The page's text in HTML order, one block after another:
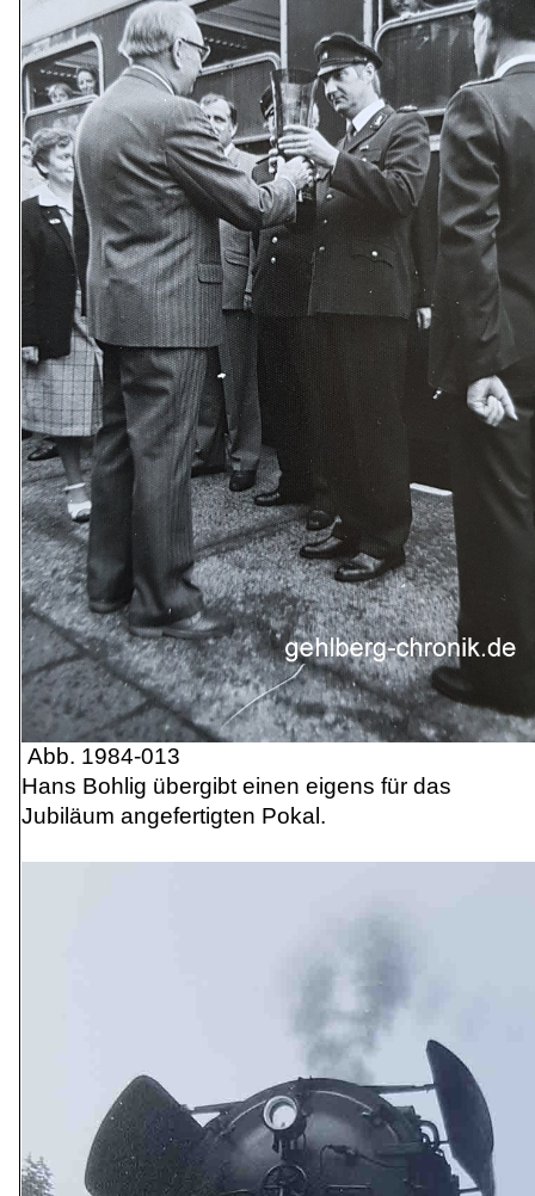
Abb. 1984-013
Hans Bohlig übergibt einen eigens für das
Jubiläum angefertigten Pokal.